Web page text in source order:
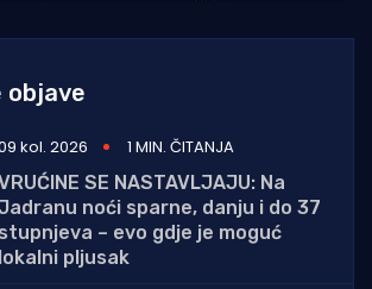
objave
kol. 2026
1 MIN. ČITANJA
SE NASTAVLJAJU: Na
noći sparne, danju i do 37
stupnjeva – evo gdje je moguć
lokalni pljusak